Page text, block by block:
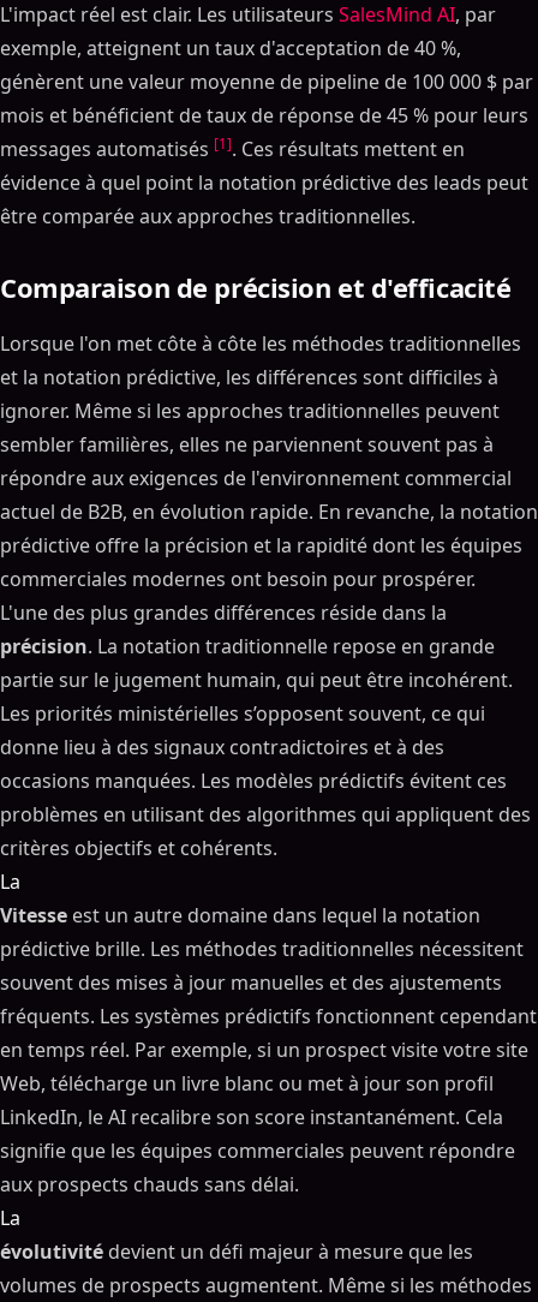
L'impact réel est clair. Les utilisateurs SalesMind AI, par
exemple, atteignent un taux d'acceptation de 40 %,
génèrent une valeur moyenne de pipeline de 100 000 $ par
mois et bénéficient de taux de réponse de 45 % pour leurs
messages automatisés [1]. Ces résultats mettent en
évidence à quel point la notation prédictive des leads peut
être comparée aux approches traditionnelles.
Comparaison de précision et d'efficacité
Lorsque l'on met côte à côte les méthodes traditionnelles
et la notation prédictive, les différences sont difficiles à
ignorer. Même si les approches traditionnelles peuvent
sembler familières, elles ne parviennent souvent pas à
répondre aux exigences de l'environnement commercial
actuel de B2B, en évolution rapide. En revanche, la notation
prédictive offre la précision et la rapidité dont les équipes
commerciales modernes ont besoin pour prospérer.
L'une des plus grandes différences réside dans la
précision. La notation traditionnelle repose en grande
partie sur le jugement humain, qui peut être incohérent.
Les priorités ministérielles s’opposent souvent, ce qui
donne lieu à des signaux contradictoires et à des
occasions manquées. Les modèles prédictifs évitent ces
problèmes en utilisant des algorithmes qui appliquent des
critères objectifs et cohérents.
La
Vitesse est un autre domaine dans lequel la notation
prédictive brille. Les méthodes traditionnelles nécessitent
souvent des mises à jour manuelles et des ajustements
fréquents. Les systèmes prédictifs fonctionnent cependant
en temps réel. Par exemple, si un prospect visite votre site
Web, télécharge un livre blanc ou met à jour son profil
LinkedIn, le AI recalibre son score instantanément. Cela
signifie que les équipes commerciales peuvent répondre
aux prospects chauds sans délai.
La
évolutivité devient un défi majeur à mesure que les
volumes de prospects augmentent. Même si les méthodes